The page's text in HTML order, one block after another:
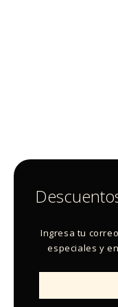
Ingresa tu
especiales y